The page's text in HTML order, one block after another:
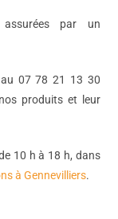
assurées par un
au 07 78 21 13 30
produits et leur
10 h à 18 h, dans
à Gennevilliers.